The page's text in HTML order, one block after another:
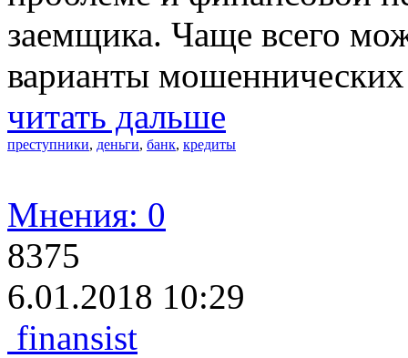
заемщика. Чаще всего
варианты
читать дальше
преступники, деньги, банк, кредиты
Мнения: 0
8375
6.01.2018 10:29
finansist